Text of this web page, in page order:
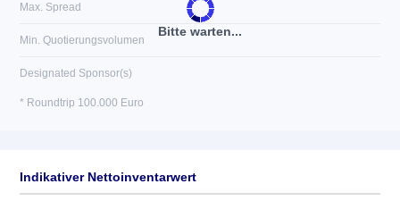
Bitte warten...
Max. Spread
Min. Quotierungsvolumen
Designated Sponsor(s)
* Roundtrip 100.000 Euro
Indikativer Nettoinventarwert